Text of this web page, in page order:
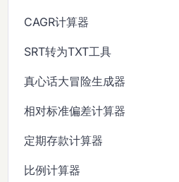
CAGR计算器
SRT转为TXT工具
真心话大冒险生成器
相对标准偏差计算器
定期存款计算器
比例计算器